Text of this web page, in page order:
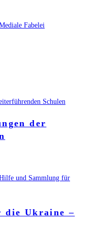
der
die Ukraine –